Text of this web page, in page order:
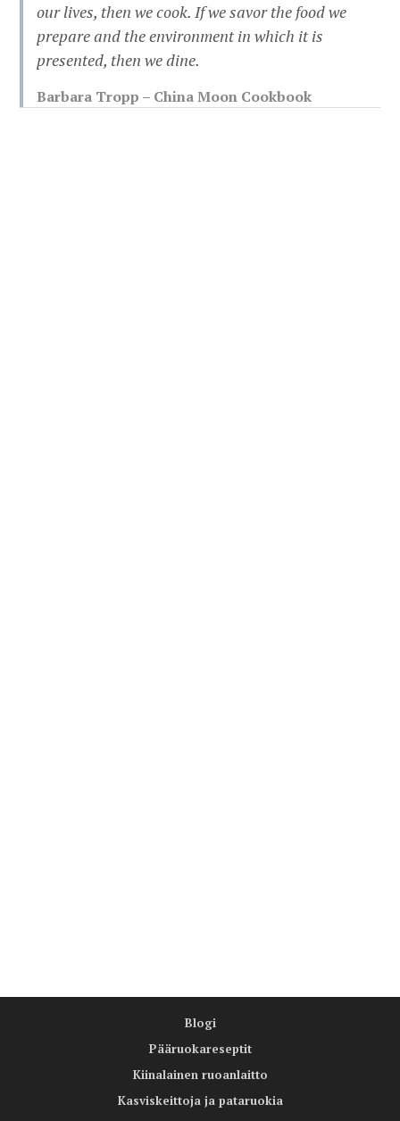
our lives, then we cook. If we savor the food we
prepare and the environment in which it is
presented, then we dine.
Barbara Tropp – China Moon Cookbook
Blogi
Pääruokareseptit
Kiinalainen ruoanlaitto
Kasviskeittoja ja pataruokia